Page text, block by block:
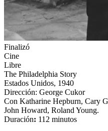
Finalizó
Cine
Libre
The Philadelphia Story
Estados Unidos, 1940
Dirección: George Cukor
Con Katharine Hepburn, Cary
John Howard, Roland Young.
Duración: 112 minutos